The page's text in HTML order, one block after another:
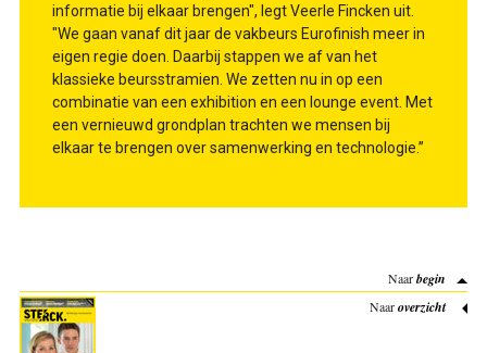
informatie bij elkaar brengen", legt Veerle Fincken uit.
"We gaan vanaf dit jaar de vakbeurs Eurofinish meer in
eigen regie doen. Daarbij stappen we af van het
klassieke beursstramien. We zetten nu in op een
combinatie van een exhibition en een lounge event. Met
een vernieuwd grondplan trachten we mensen bij
elkaar te brengen over samenwerking en technologie.”
Naarbegin
Naaroverzicht